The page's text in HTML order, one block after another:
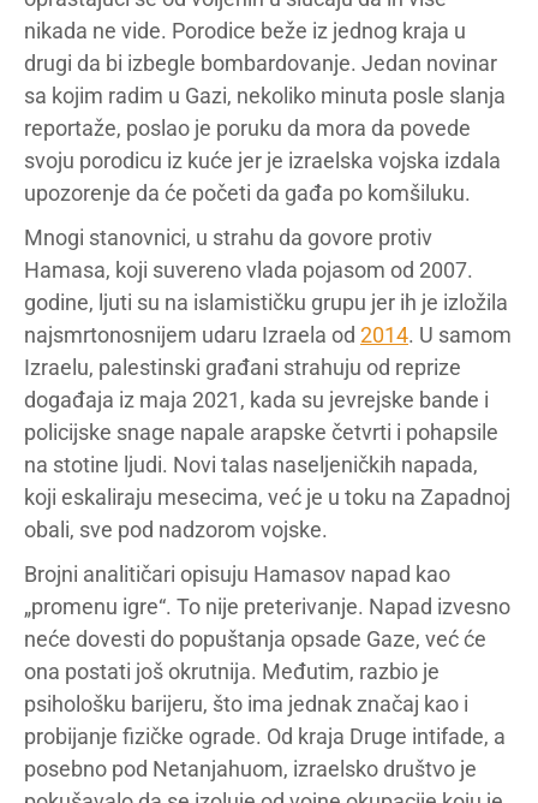
nikada ne vide. Porodice beže iz jednog kraja u
drugi da bi izbegle bombardovanje. Jedan novinar
sa kojim radim u Gazi, nekoliko minuta posle slanja
reportaže, poslao je poruku da mora da povede
svoju porodicu iz kuće jer je izraelska vojska izdala
upozorenje da će početi da gađa po komšiluku.
Mnogi stanovnici, u strahu da govore protiv
Hamasa, koji suvereno vlada pojasom od 2007.
godine, ljuti su na islamističku grupu jer ih je izložila
najsmrtonosnijem udaru Izraela od 2014. U samom
Izraelu, palestinski građani strahuju od reprize
događaja iz maja 2021, kada su jevrejske bande i
policijske snage napale arapske četvrti i pohapsile
na stotine ljudi. Novi talas naseljeničkih napada,
koji eskaliraju mesecima, već je u toku na Zapadnoj
obali, sve pod nadzorom vojske.
Brojni analitičari opisuju Hamasov napad kao
„promenu igre“. To nije preterivanje. Napad izvesno
neće dovesti do popuštanja opsade Gaze, već će
ona postati još okrutnija. Međutim, razbio je
psihološku barijeru, što ima jednak značaj kao i
probijanje fizičke ograde. Od kraja Druge intifade, a
posebno pod Netanjahuom, izraelsko društvo je